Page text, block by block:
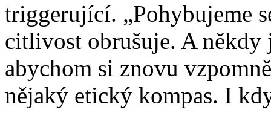
triggerující. „Pohybujeme
citlivost obrušuje. A někdy
abychom si znovu
nějaký etický kompas. I